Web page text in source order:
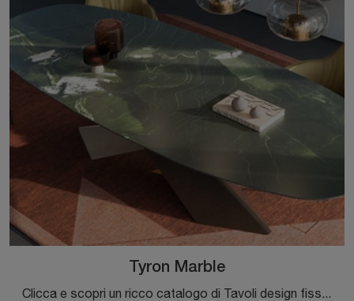
Tyron Marble
Clicca e scopri un ricco catalogo di Tavoli design fissi da pranzo! Il modello Tyron Marble di Cattelan Italia ti attende.